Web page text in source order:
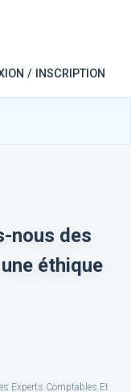
/ INSCRIPTION
nous des
éthique
Experts Comptables Et